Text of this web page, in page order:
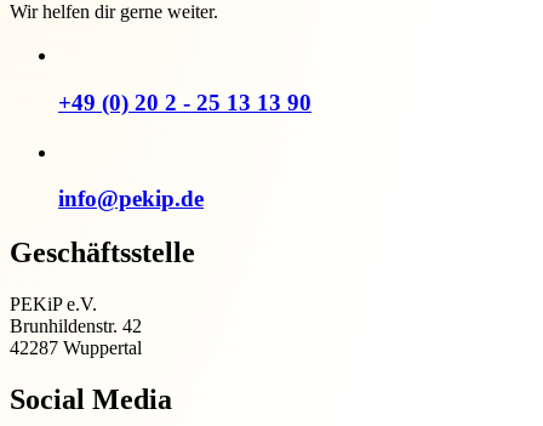
Wir helfen dir gerne weiter.
+49 (0) 20 2 - 25 13 13 90
info@pekip.de
Geschäftsstelle
PEKiP e.V.
Brunhildenstr. 42
42287 Wuppertal
Social Media